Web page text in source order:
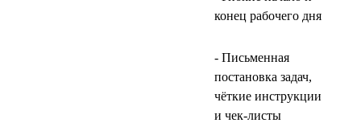
конец рабочего дня
- Письменная
постановка задач,
чёткие инструкции
и чек‑листы